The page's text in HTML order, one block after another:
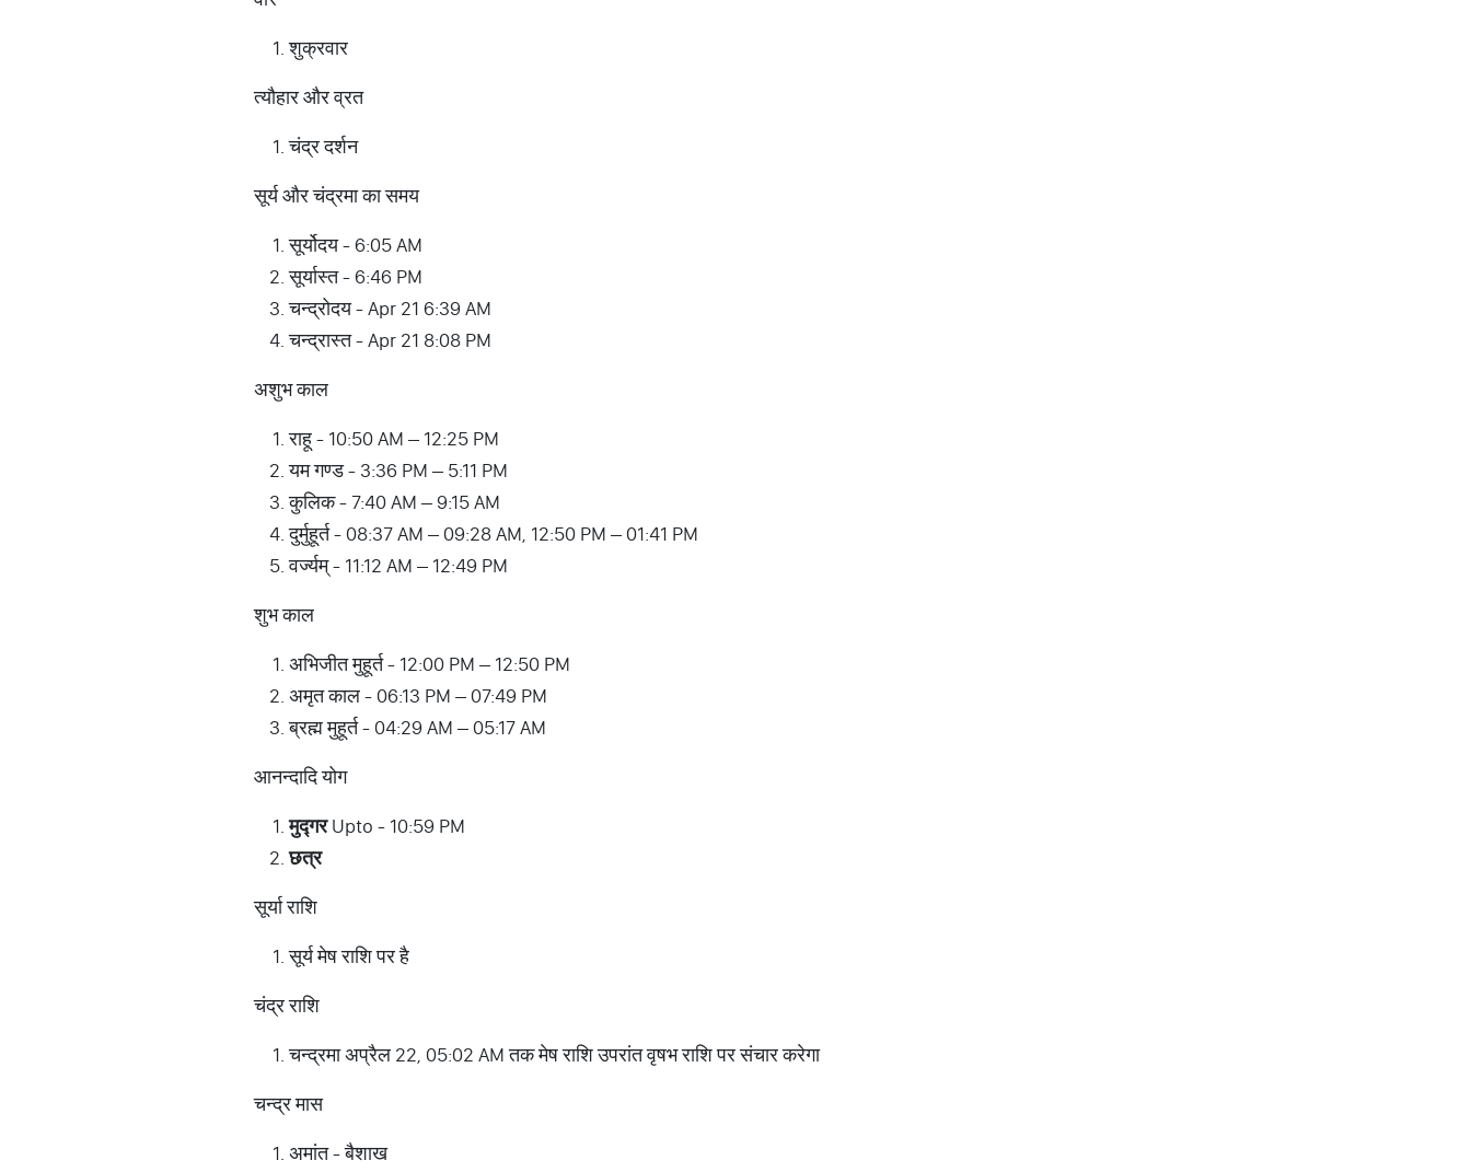
शुक्रवार
त्यौहार और व्रत
चंद्र दर्शन
सूर्य और चंद्रमा का समय
सूर्योदय - 6:05 AM
सूर्यास्त - 6:46 PM
चन्द्रोदय - Apr 21 6:39 AM
चन्द्रास्त - Apr 21 8:08 PM
अशुभ काल
राहू - 10:50 AM – 12:25 PM
यम गण्ड - 3:36 PM – 5:11 PM
कुलिक - 7:40 AM – 9:15 AM
दुर्मुहूर्त - 08:37 AM – 09:28 AM, 12:50 PM – 01:41 PM
वर्ज्यम् - 11:12 AM – 12:49 PM
शुभ काल
अभिजीत मुहूर्त - 12:00 PM – 12:50 PM
अमृत काल - 06:13 PM – 07:49 PM
ब्रह्म मुहूर्त - 04:29 AM – 05:17 AM
आनन्दादि योग
मुद्गरUpto - 10:59 PM
छत्र
सूर्या राशि
सूर्य मेष राशि पर है
चंद्र राशि
चन्द्रमा अप्रैल 22, 05:02 AM तक मेष राशि उपरांत वृषभ राशि पर संचार करेगा
चन्द्र मास
अमांत - बैशाख